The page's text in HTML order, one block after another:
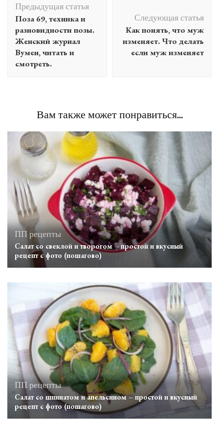
по
записям
Предыдущая статья
Поза 69, техника и
разновидности позы.
Женский журнал
Вумен, читать и
смотреть.
Следующая статья
Как понять, что муж
изменяет. Что делать
если муж изменяет
Вам также может понравиться...
ПП рецепты
Салат со свеклой и творогом – простой и вкусный
рецепт с фото (пошагово)
ПП рецепты
Салат со шпинатом и апельсином – простой и вкусный
рецепт с фото (пошагово)